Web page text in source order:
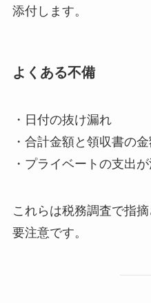
添付します。
よくある不備
・日付の抜け漏れ
・合計金額と領収書の
・プライベートの支出
これらは税務調査で指
要注意です。